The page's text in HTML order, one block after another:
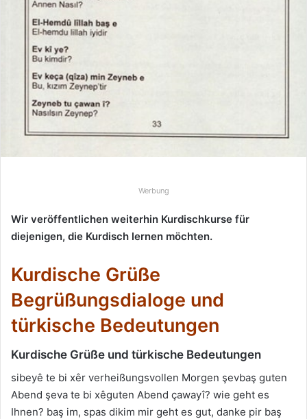
Werbung
Wir veröffentlichen weiterhin Kurdischkurse für
diejenigen, die Kurdisch lernen möchten.
Kurdische Grüße
Begrüßungsdialoge und
türkische Bedeutungen
Kurdische Grüße und türkische Bedeutungen
sibeyê te bi xêr verheißungsvollen Morgen şevbaş guten
Abend şeva te bi xêguten Abend çawayî? wie geht es
Ihnen? baş im, spas dikim mir geht es gut, danke pir baş